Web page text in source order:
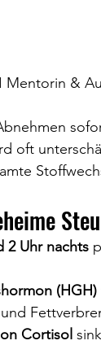
Mentorin &
oft
2 Uhr nachts
(HGH)
Cortisol